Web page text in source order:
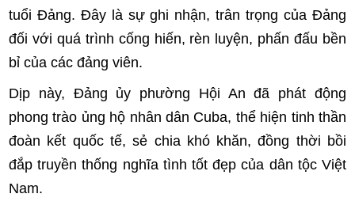
tuổi Đảng. Đây là sự ghi nhận, trân trọng của Đảng
đối với quá trình cống hiến, rèn luyện, phấn đấu bền
bỉ của các đảng viên.
Dịp này, Đảng ủy phường Hội An đã phát động
phong trào ủng hộ nhân dân Cuba, thể hiện tinh thần
đoàn kết quốc tế, sẻ chia khó khăn, đồng thời bồi
đắp truyền thống nghĩa tình tốt đẹp của dân tộc Việt
Nam.